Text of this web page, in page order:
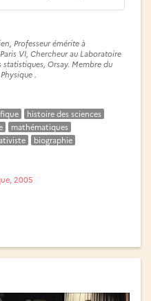
Professeur émérite à
VI, Chercheur au Laboratoire
Orsay. Membre du
.
histoire des sciences
mathématiques
biographie
2005